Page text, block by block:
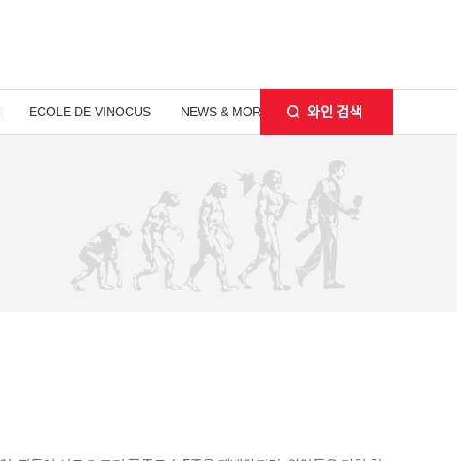
ECOLE DE VINOCUS NEWS & MORE